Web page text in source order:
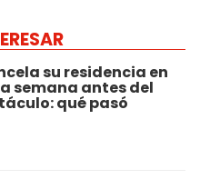
su residencia en
semana antes del
qué pasó